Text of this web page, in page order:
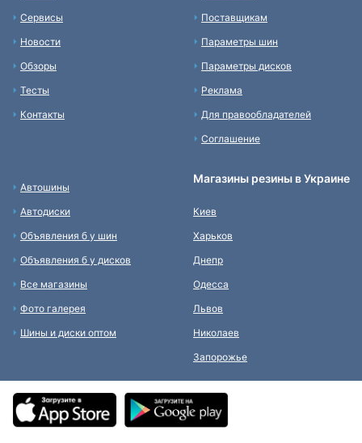
Сервисы
Новости
Обзоры
Тесты
Контакты
Поставщикам
Параметры шин
Параметры дисков
Реклама
Для правообладателей
Соглашение
Автошины
Автодиски
Объявления б у шин
Объявления б у дисков
Все магазины
Фото галерея
Шины и диски оптом
Магазины резины в Украине
Киев
Харьков
Днепр
Одесса
Львов
Николаев
Запорожье